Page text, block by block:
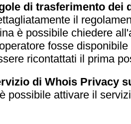
di trasferimento dei
il
è possibile chiedere
fosse
ricontattati il prima
di Whois Privacy
possibile attivare il